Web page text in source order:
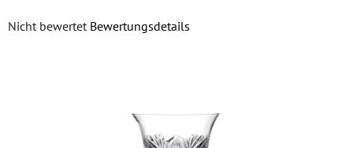
Die
Nicht bewertet Bewertungsdetails